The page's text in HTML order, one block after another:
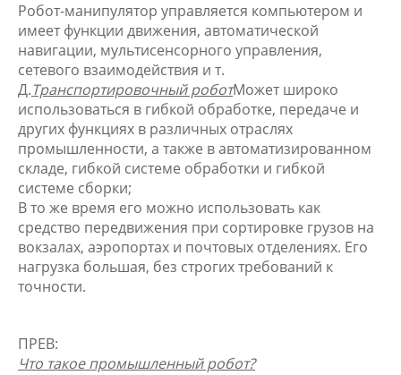
Робот-манипулятор управляется компьютером и
имеет функции движения, автоматической
навигации, мультисенсорного управления,
сетевого взаимодействия и т.
Д.Транспортировочный роботМожет широко
использоваться в гибкой обработке, передаче и
других функциях в различных отраслях
промышленности, а также в автоматизированном
складе, гибкой системе обработки и гибкой
системе сборки;
В то же время его можно использовать как
средство передвижения при сортировке грузов на
вокзалах, аэропортах и почтовых отделениях. Его
нагрузка большая, без строгих требований к
точности.
ПРЕВ:
Что такое промышленный робот?